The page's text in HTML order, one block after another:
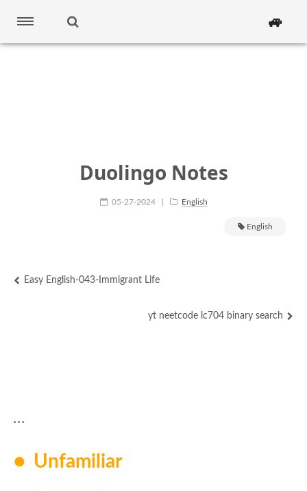
🚙
Duolingo Notes
05-27-2024 English
English
Easy English-043-Immigrant Life
yt neetcode lc704 binary search
. . .
Unfamiliar